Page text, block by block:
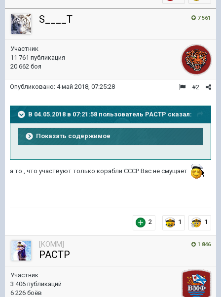
7 561
S____T
Участник
11 761 публикация
20 662 боя
#2
Опубликовано: 4 май 2018, 07:25:28
В 04.05.2018 в 07:21:58 пользователь PACTP сказал:
Показать содержимое
а то , что участвуют только корабли СССР Вас не смущает
2 1 1
1 846
[KOMM]
PACTP
Участник
3 406 публикаций
6 226 боёв